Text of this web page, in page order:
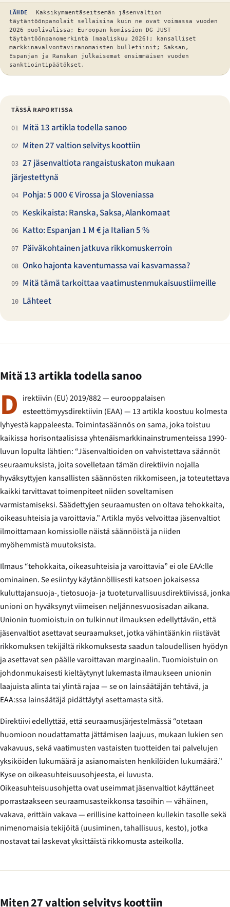
LÄHDE
Kaksikymmentäseitsemän jäsenvaltion
täytäntöönpanolait sellaisina kuin ne ovat voimassa vuoden
2026 puolivälissä; Euroopan komission DG JUST -
täytäntöönpanomerkintä (maaliskuu 2026); kansalliset
markkinavalvontaviranomaisten bulletiinit; Saksan,
Espanjan ja Ranskan julkaisemat ensimmäisen vuoden
sanktiointipäätökset.
TÄSSÄ RAPORTISSA
01 Mitä 13 artikla todella sanoo
02 Miten 27 valtion selvitys koottiin
03 27 jäsenvaltiota rangaistuskaton mukaan
järjestettynä
04 Pohja: 5 000 € Virossa ja Sloveniassa
05 Keskikaista: Ranska, Saksa, Alankomaat
06 Katto: Espanjan 1 M € ja Italian 5 %
07 Päiväkohtainen jatkuva rikkomuskerroin
08 Onko hajonta kaventumassa vai kasvamassa?
09 Mitä tämä tarkoittaa vaatimustenmukaisuustiimeille
10 Lähteet
Mitä 13 artikla todella sanoo
D irektiivin (EU) 2019/882 — eurooppalaisen
esteettömyysdirektiivin (EAA) — 13 artikla koostuu kolmesta
lyhyestä kappaleesta. Toimintasäännös on sama, joka toistuu
kaikissa horisontaalisissa yhtenäismarkkinainstrumenteissa 1990-
luvun lopulta lähtien: “Jäsenvaltioiden on vahvistettava säännöt
seuraamuksista, joita sovelletaan tämän direktiivin nojalla
hyväksyttyjen kansallisten säännösten rikkomiseen, ja toteutettava
kaikki tarvittavat toimenpiteet niiden soveltamisen
varmistamiseksi. Säädettyjen seuraamusten on oltava tehokkaita,
oikeasuhteisia ja varoittavia.” Artikla myös velvoittaa jäsenvaltiot
ilmoittamaan komissiolle näistä säännöistä ja niiden
myöhemmistä muutoksista.
Ilmaus “tehokkaita, oikeasuhteisia ja varoittavia” ei ole EAA:lle
ominainen. Se esiintyy käytännöllisesti katsoen jokaisessa
kuluttajansuoja-, tietosuoja- ja tuoteturvallisuusdirektiivissä, jonka
unioni on hyväksynyt viimeisen neljännesvuosisadan aikana.
Unionin tuomioistuin on tulkinnut ilmauksen edellyttävän, että
jäsenvaltiot asettavat seuraamukset, jotka vähintäänkin riistävät
rikkomuksen tekijältä rikkomuksesta saadun taloudellisen hyödyn
ja asettavat sen päälle varoittavan marginaalin. Tuomioistuin on
johdonmukaisesti kieltäytynyt lukemasta ilmaukseen unionin
laajuista alinta tai ylintä rajaa — se on lainsäätäjän tehtävä, ja
EAA:ssa lainsäätäjä pidättäytyi asettamasta sitä.
Direktiivi edellyttää, että seuraamusjärjestelmässä “otetaan
huomioon noudattamatta jättämisen laajuus, mukaan lukien sen
vakavuus, sekä vaatimusten vastaisten tuotteiden tai palvelujen
yksiköiden lukumäärä ja asianomaisten henkilöiden lukumäärä.”
Kyse on oikeasuhteisuusohjeesta, ei luvusta.
Oikeasuhteisuusohjetta ovat useimmat jäsenvaltiot käyttäneet
porrastaakseen seuraamusasteikkonsa tasoihin — vähäinen,
vakava, erittäin vakava — erillisine kattoineen kullekin tasolle sekä
nimenomaisia tekijöitä (uusiminen, tahallisuus, kesto), jotka
nostavat tai laskevat yksittäistä rikkomusta asteikolla.
Miten 27 valtion selvitys koottiin